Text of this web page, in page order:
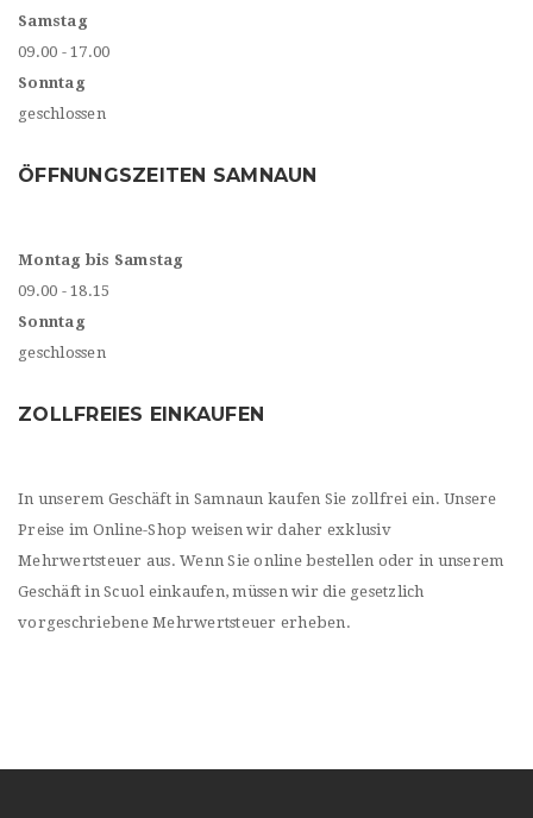
Samstag
09.00 - 17.00
Sonntag
geschlossen
ÖFFNUNGSZEITEN SAMNAUN
Montag bis Samstag
09.00 - 18.15
Sonntag
geschlossen
ZOLLFREIES EINKAUFEN
In unserem Geschäft in Samnaun kaufen Sie zollfrei ein. Unsere
Preise im Online-Shop weisen wir daher exklusiv
Mehrwertsteuer aus. Wenn Sie online bestellen oder in unserem
Geschäft in Scuol einkaufen, müssen wir die gesetzlich
vorgeschriebene Mehrwertsteuer erheben.